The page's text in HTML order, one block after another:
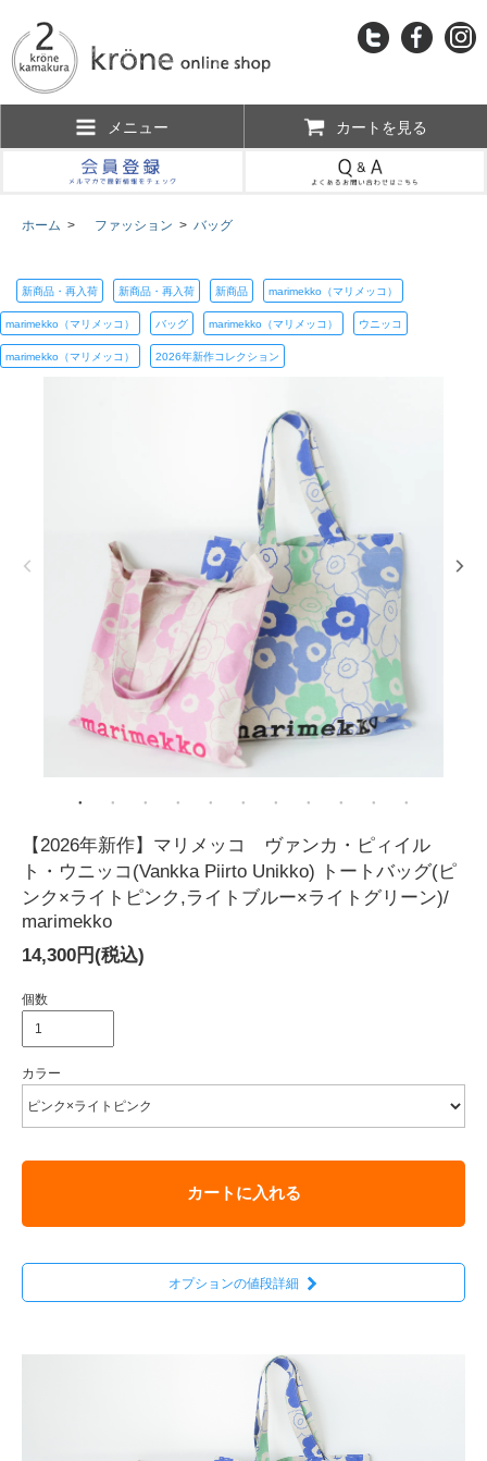
メニュー カートを見る
ホーム > ファッション > バッグ
新商品・再入荷 新商品・再入荷 新商品 marimekko（マリメッコ）
marimekko（マリメッコ） バッグ marimekko（マリメッコ） ウニッコ
marimekko（マリメッコ） 2026年新作コレクション
【2026年新作】マリメッコ ヴァンカ・ピィイル
ト・ウニッコ(Vankka Piirto Unikko) トートバッグ(ピ
ンク×ライトピンク,ライトブルー×ライトグリーン)/
marimekko
14,300円(税込)
個数
カラー
カートに入れる
オプションの値段詳細